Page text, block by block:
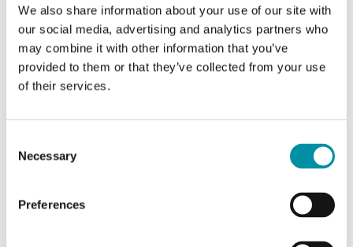
We also share information about your use of our site with
our social media, advertising and analytics partners who
may combine it with other information that you’ve
provided to them or that they’ve collected from your use
of their services.
Selection
Necessary
Preferences
Dimensioni
esterne
(LxAxP)
123x123x60 mm
analogici (AI)
Tipo di
ingressi
Contatto in chiusura libero da